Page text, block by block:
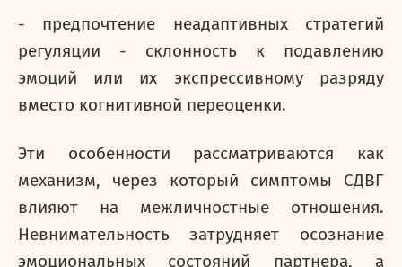
- предпочтение неадаптивных стратегий
регуляции - склонность к подавлению
эмоций или их экспрессивному разряду
вместо когнитивной переоценки.
Эти особенности рассматриваются как
механизм, через который симптомы СДВГ
влияют на межличностные отношения.
Невнимательность затрудняет осознание
эмоциональных состояний партнера, а